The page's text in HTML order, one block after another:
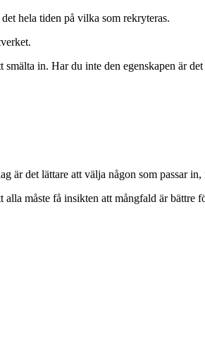
hela tiden på vilka som rekryteras.
in. Har du inte den egenskapen är
är det lättare att välja någon som passar in,
måste få insikten att mångfald är bättre